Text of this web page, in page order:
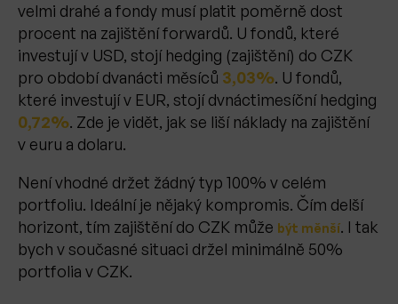
velmi drahé a fondy musí platit poměrně dost
procent na zajištění forwardů. U fondů, které
investují v USD, stojí hedging (zajištění) do CZK
pro období dvanácti měsíců 3,03%. U fondů,
které investují v EUR, stojí dvnáctimesíční hedging
0,72%. Zde je vidět, jak se liší náklady na zajištění
v euru a dolaru.
Není vhodné držet žádný typ 100% v celém
portfoliu. Ideální je nějaký kompromis. Čím delší
horizont, tím zajištění do CZK může být měnší. I tak
bych v současné situaci držel minimálně 50%
portfolia v CZK.